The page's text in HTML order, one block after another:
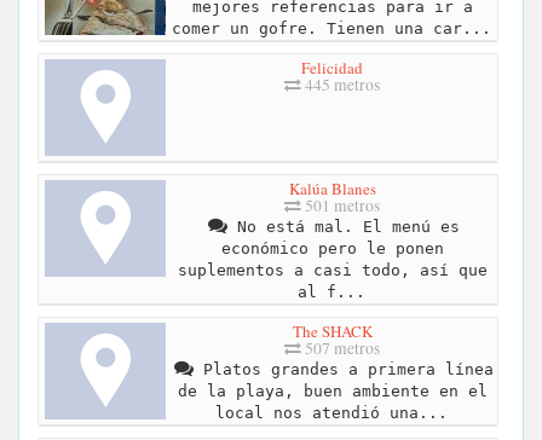
mejores referencias para ir a
comer un gofre. Tienen una car...
Felicidad
445 metros
Kalúa Blanes
501 metros
No está mal. El menú es
económico pero le ponen
suplementos a casi todo, así que
al f...
The SHACK
507 metros
Platos grandes a primera línea
de la playa, buen ambiente en el
local nos atendió una...